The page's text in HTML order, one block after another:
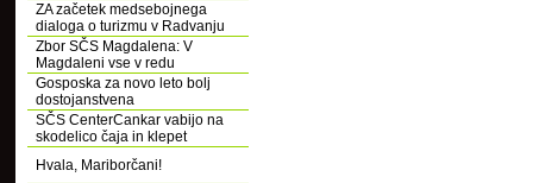
ZA začetek medsebojnega
dialoga o turizmu v Radvanju
Zbor SČS Magdalena: V
Magdaleni vse v redu
Gosposka za novo leto bolj
dostojanstvena
SČS CenterCankar vabijo na
skodelico čaja in klepet
Hvala, Mariborčani!